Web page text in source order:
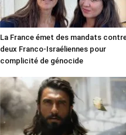
La France émet des mandats
deux Franco-Israéliennes pour
complicité de génocide